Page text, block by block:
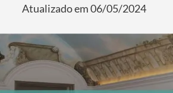
Atualizado em 06/05/2024